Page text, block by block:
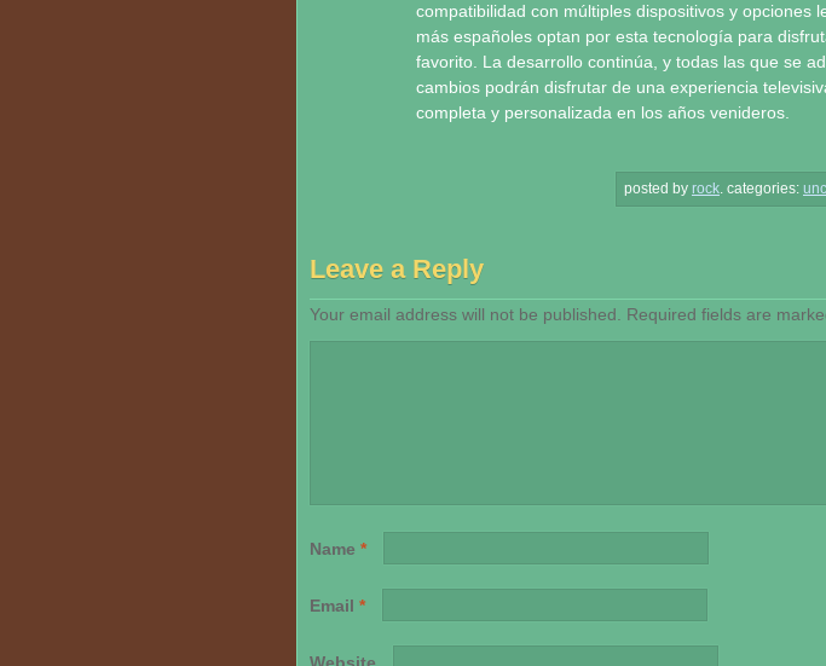
compatibilidad con múltiples dispositivos y opciones
más españoles optan por esta tecnología para
favorito. La desarrollo continúa, y todas las que se
cambios podrán disfrutar de una experiencia
completa y personalizada en los años venideros.
posted by rock. categories:
Leave a Reply
Your email address will not be published. Required fields are
Name *
Email *